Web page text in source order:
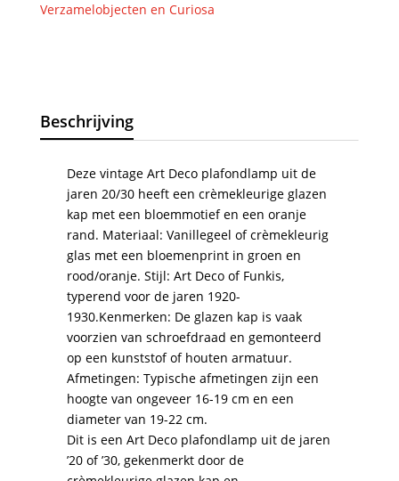
Verzamelobjecten en Curiosa
Beschrijving
Deze vintage Art Deco plafondlamp uit de
jaren 20/30 heeft een crèmekleurige glazen
kap met een bloemmotief en een oranje
rand. Materiaal: Vanillegeel of crèmekleurig
glas met een bloemenprint in groen en
rood/oranje. Stijl: Art Deco of Funkis,
typerend voor de jaren 1920-
1930.Kenmerken: De glazen kap is vaak
voorzien van schroefdraad en gemonteerd
op een kunststof of houten armatuur.
Afmetingen: Typische afmetingen zijn een
hoogte van ongeveer 16-19 cm en een
diameter van 19-22 cm.
Dit is een Art Deco plafondlamp uit de jaren
’20 of ’30, gekenmerkt door de